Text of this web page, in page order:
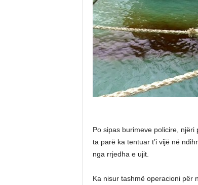
Po sipas burimeve policire,
ta parë ka tentuar t’i vijë në
nga rrjedha e ujit.
Ka nisur tashmë operacioni për